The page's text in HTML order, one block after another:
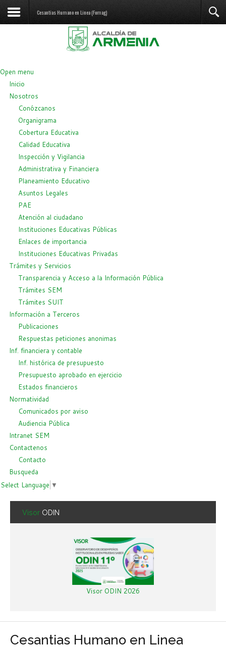
Cesantias Humano en Linea (Fomag)
Open menu
Inicio
Nosotros
Conózcanos
Organigrama
Cobertura Educativa
Calidad Educativa
Inspección y Vigilancia
Administrativa y Financiera
Planeamiento Educativo
Asuntos Legales
PAE
Atención al ciudadano
Instituciones Educativas Públicas
Enlaces de importancia
Instituciones Educativas Privadas
Trámites y Servicios
Transparencia y Acceso a la Información Pública
Trámites SEM
Trámites SUIT
Información a Terceros
Publicaciones
Respuestas peticiones anonimas
Inf. financiera y contable
Inf. histórica de presupuesto
Presupuesto aprobado en ejercicio
Estados financieros
Normatividad
Comunicados por aviso
Audiencia Pública
Intranet SEM
Contactenos
Contacto
Busqueda
Select Language ▼
Visor ODIN
Visor ODIN 2026
Cesantias Humano en Linea